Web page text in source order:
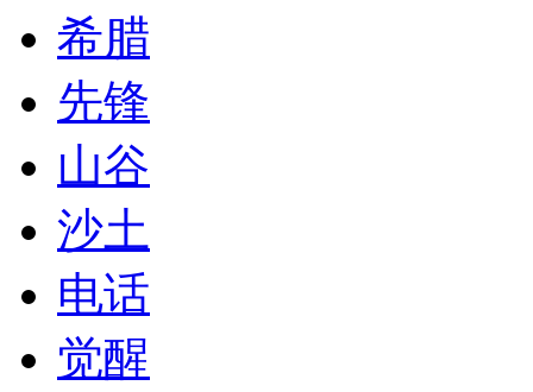
希腊
先锋
山谷
沙土
电话
觉醒